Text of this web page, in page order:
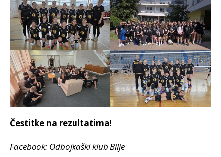
Čestitke na rezultatima!
Facebook: Odbojkaški klub Bilje